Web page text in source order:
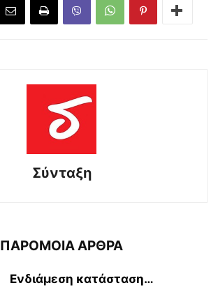
Σύνταξη
ΠΑΡΟΜΟΙΑ ΑΡΘΡΑ
Ενδιάμεση κατάσταση…